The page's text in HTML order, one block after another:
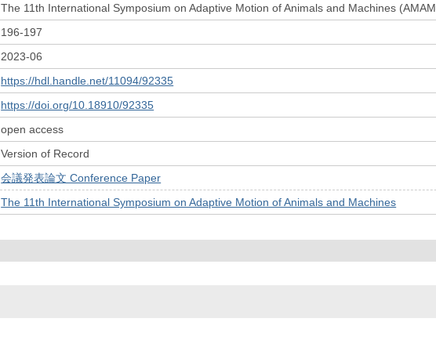
The 11th International Symposium on Adaptive Motion of Animals and Machines
196-197
2023-06
https://hdl.handle.net/11094/92335
https://doi.org/10.18910/92335
open access
Version of Record
会議発表論文 Conference Paper
The 11th International Symposium on Adaptive Motion of Animals and Machines